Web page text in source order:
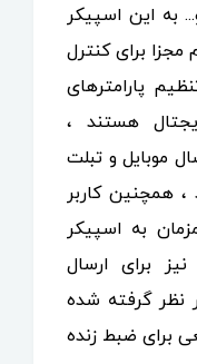
به این اسپیکر
ولوم مجزا برای کنترل
پارامترهای
هستند ،
اتصال موبایل و تبلت
، همچنین کاربر
به اسپیکر
متصل کند! خروجی Mix Out نیز برای ارسال
نظر گرفته شده
برای ضبط زنده